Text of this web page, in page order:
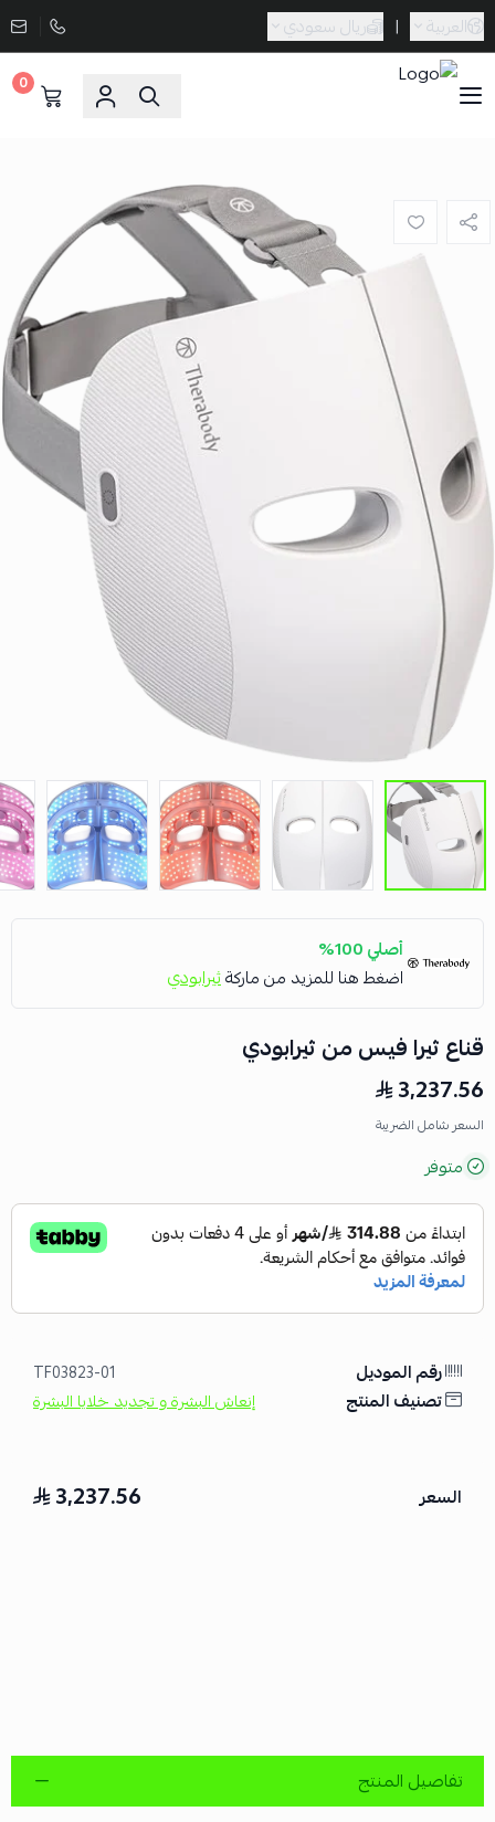
العربية | ريال سعودي
0
أصلي 100%
اضغط هنا للمزيد من ماركةثيرابودي
قناع ثيرا فيس من ثيرابودي
3,237.56
السعر شامل الضريبة
متوفر
رقم الموديل TF03823-01
تصنيف المنتج إنعاش البشرة و تجديد خلايا البشرة
السعر 3,237.56
تفاصيل المنتج